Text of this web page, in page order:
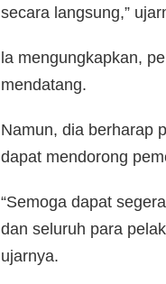
secara langsung,”
la mengungkapkan,
mendatang.
Namun, dia berharap
dapat mendorong
“Semoga dapat
dan seluruh para
ujarnya.